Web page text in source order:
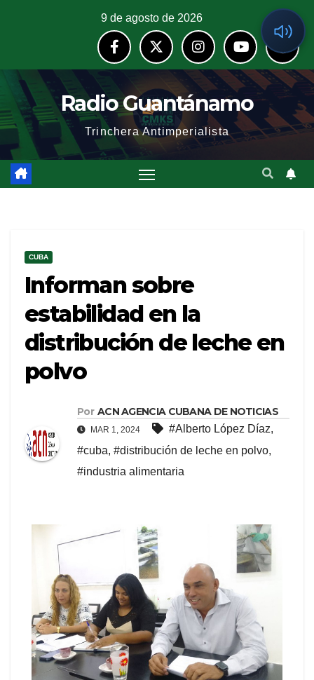
9 de agosto de 2026
Radio Guantánamo
Trinchera Antimperialista
CUBA
Informan sobre
estabilidad en la
distribución de leche en
polvo
Por ACN AGENCIA CUBANA DE NOTICIAS
MAR 1, 2024 #Alberto López Díaz,
#cuba, #distribución de leche en polvo,
#industria alimentaria